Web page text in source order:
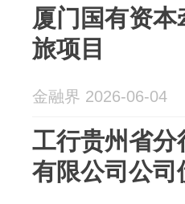
厦门国有资
旅项目
金融界 2026-06-04
工行贵州省
有限公司公司